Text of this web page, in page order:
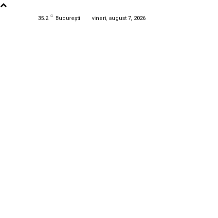
35.2 C București vineri, august 7, 2026